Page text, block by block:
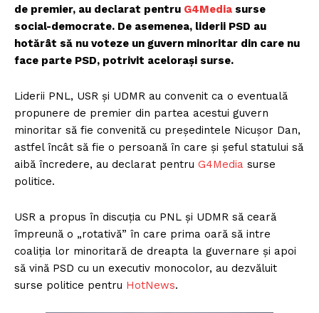
de premier, au declarat pentru G4Media surse
social-democrate. De asemenea, liderii PSD au
hotărât să nu voteze un guvern minoritar din care nu
face parte PSD, potrivit acelorași surse.
Liderii PNL, USR și UDMR au convenit ca o eventuală
propunere de premier din partea acestui guvern
minoritar să fie convenită cu președintele Nicușor Dan,
astfel încât să fie o persoană în care și șeful statului să
aibă încredere, au declarat pentru G4Media surse
politice.
USR a propus în discuția cu PNL și UDMR să ceară
împreună o „rotativă” în care prima oară să intre
coaliția lor minoritară de dreapta la guvernare și apoi
să vină PSD cu un executiv monocolor, au dezvăluit
surse politice pentru HotNews.